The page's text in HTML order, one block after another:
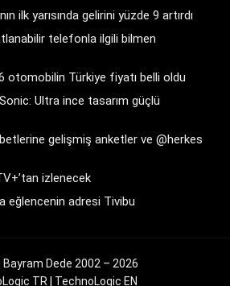
ilk yarısında gelirini yüzde 9 artırdı
telefonla ilgili bilmen
otomobilin Türkiye fiyatı belli oldu
Ultra ince tasarım güçlü
gelişmiş anketler ve @herkes
izlenecek
eğlencenin adresi Tivibu
Dede 2002 – 2026
TR | TechnoLogic EN